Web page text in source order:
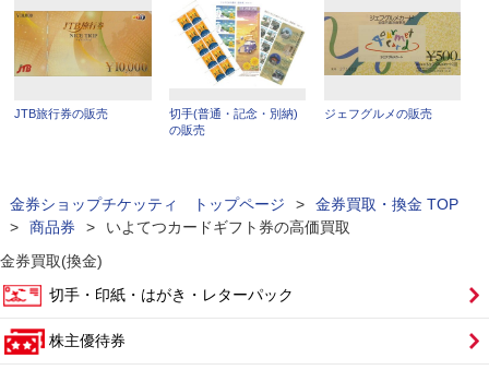
JTB旅行券の販売
切手(普通・記念・別納)
の販売
ジェフグルメの販売
金券ショップチケッティ トップページ >
金券買取・換金 TOP
>
商品券 >
いよてつカードギフト券の高価買取
金券買取(換金)
切手・印紙・はがき・レターパック
株主優待券